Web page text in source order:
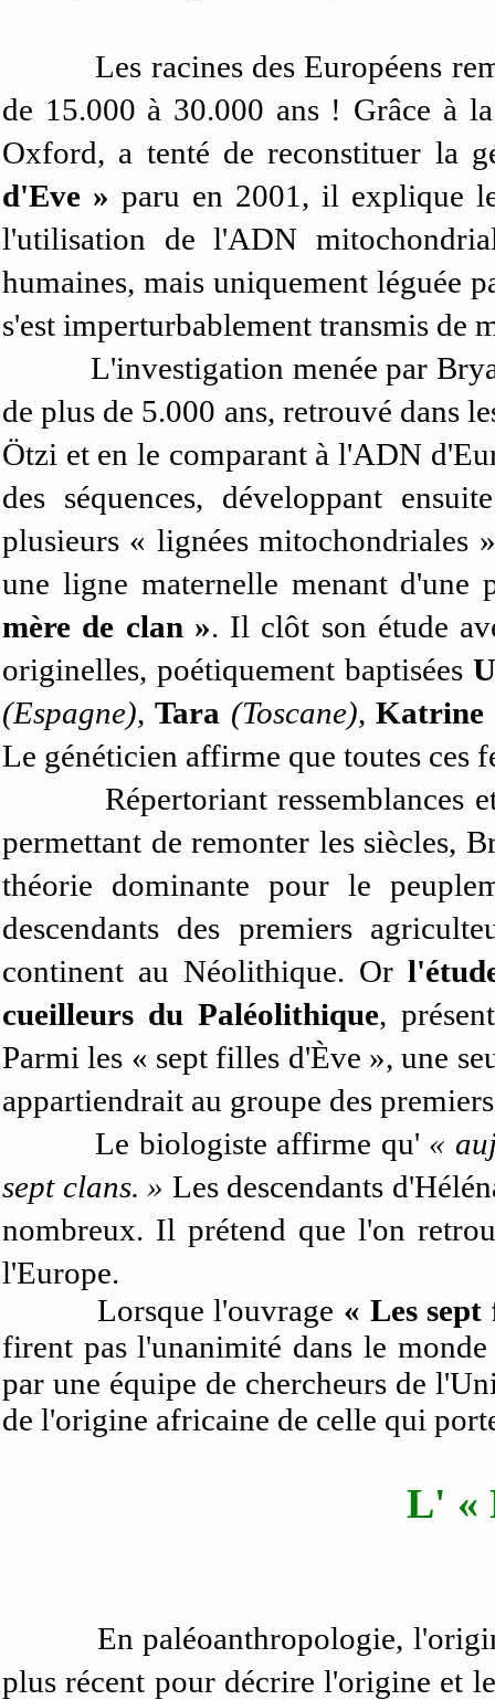
Les racines des Européens
de 15.000 à 30.000 ans ! Grâce à
Oxford, a tenté de reconstituer la
d'Eve » paru en 2001, il explique
l'utilisation de l'ADN
humaines, mais uniquement léguée
s'est imperturbablement transmis de
L'investigation menée par
de plus de 5.000 ans, retrouvé dans
Ötzi et en le comparant à l'ADN
des séquences, développant
plusieurs « lignées mitochondriales
une ligne maternelle menant
mère de clan ». Il clôt son étude
originelles, poétiquement baptisées
(Espagne),Tara (Toscane),Katrine
Le généticien affirme que toutes ces
Répertoriant ressemblances
permettant de remonter les siècles,
théorie dominante pour le
descendants des premiers
continent au Néolithique. Or
cueilleurs du Paléolithique,
Parmi les « sept filles d'Ève », une
appartiendrait au groupe des
Le biologiste affirme qu' «
sept clans. » Les descendants
nombreux. Il prétend que l'on
l'Europe.
Lorsque l'ouvrage « Les
firent pas l'unanimité dans le
par une équipe de chercheurs de
de l'origine africaine de celle qui
L' «
En paléoanthropologie, l'origine
plus récent pour décrire l'origine et